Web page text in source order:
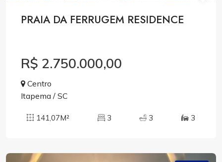
PRAIA DA FERRUGEM RESIDENCE
R$ 2.750.000,00
Centro
Itapema / SC
141,07M² 3 3 3